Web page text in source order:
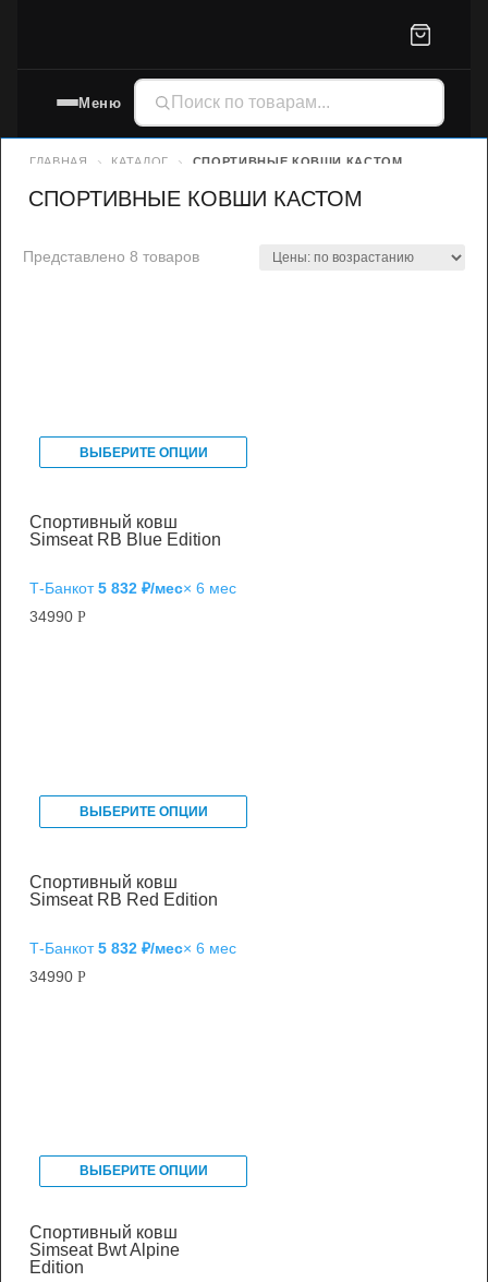
Меню
ГЛАВНАЯ КАТАЛОГ СПОРТИВНЫЕ КОВШИ КАСТОМ
СПОРТИВНЫЕ КОВШИ КАСТОМ
Представлено 8 товаров
Спортивный ковш
Simseat RB Blue Edition
Т‑Банкот5 832 ₽/мес× 6 мес
34990 Р
ВЫБЕРИТЕ ОПЦИИ
Спортивный ковш
Simseat RB Red Edition
Т‑Банкот5 832 ₽/мес× 6 мес
34990 Р
ВЫБЕРИТЕ ОПЦИИ
Спортивный ковш
Simseat Bwt Alpine
Edition
ВЫБЕРИТЕ ОПЦИИ